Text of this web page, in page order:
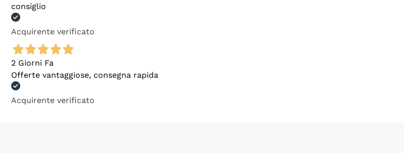
consiglio
Acquirente verificato
2 Giorni Fa
Offerte vantaggiose, consegna rapida
Acquirente verificato